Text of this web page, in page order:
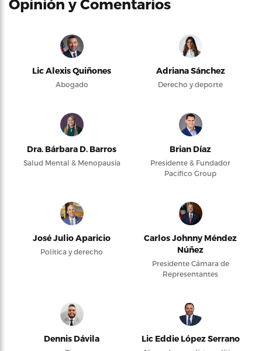
Opinión y Comentarios
Lic Alexis Quiñones
Abogado
Adriana Sánchez
Derecho y deporte
Dra. Bárbara D. Barros
Salud Mental & Menopausia
Brian Díaz
Presidente & Fundador
Pacifico Group
José Julio Aparicio
Política y derecho
Carlos Johnny Méndez
Núñez
Presidente Cámara de
Representantes
Dennis Dávila Lic Eddie López Serrano